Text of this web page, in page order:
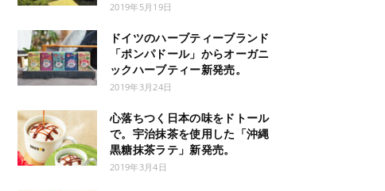
2019年5月19日
ドイツのハーブティーブランド
「ポンパドール」からオーガニ
ックハーブティー新発売。
2019年3月24日
心落ちつく日本の味をドトール
で。宇治抹茶を使用した「沖縄
黒糖抹茶ラテ」新発売。
2019年3月4日